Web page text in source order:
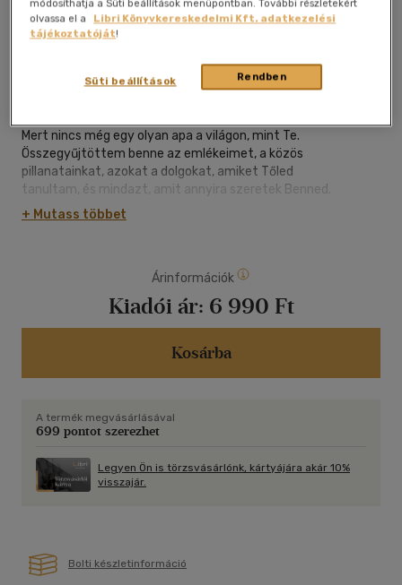
(2 vélemény)
100moments|2026
Mert nincs még egy olyan apa a világon, mint Te.
Összegyűjtöttem benne az emlékeimet, a közös
pillanatainkat, azokat a dolgokat, amiket Tőled
tanultam, és mindazt, amit annyira szeretek Benned.
Ez nem csak egy könyv. Ez egy vallomás,
Remélem, amikor végigolvasod, érezni fogod mindazt,
amit talán nem mondok el elégszer: mennyire hálás
vagyok Neked, és mennyire szeretlek.
+ Mutass többet
Árinformációk
Kiadói ár: 6 990 Ft
Kosárba
A termék megvásárlásával
699 pontot szerezhet
Legyen Ön is törzsvásárlónk, kártyájára akár 10%
visszajár.
Bolti készletinformáció
módosíthatja a Süti beállítások menüpontban. További részletekért
olvassa el a
Libri Könyvkereskedelmi Kft. adatkezelési
tájékoztatóját!
Rendben
Süti beállítások